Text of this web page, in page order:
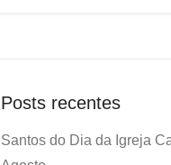
Posts recentes
Santos do Dia da Igreja